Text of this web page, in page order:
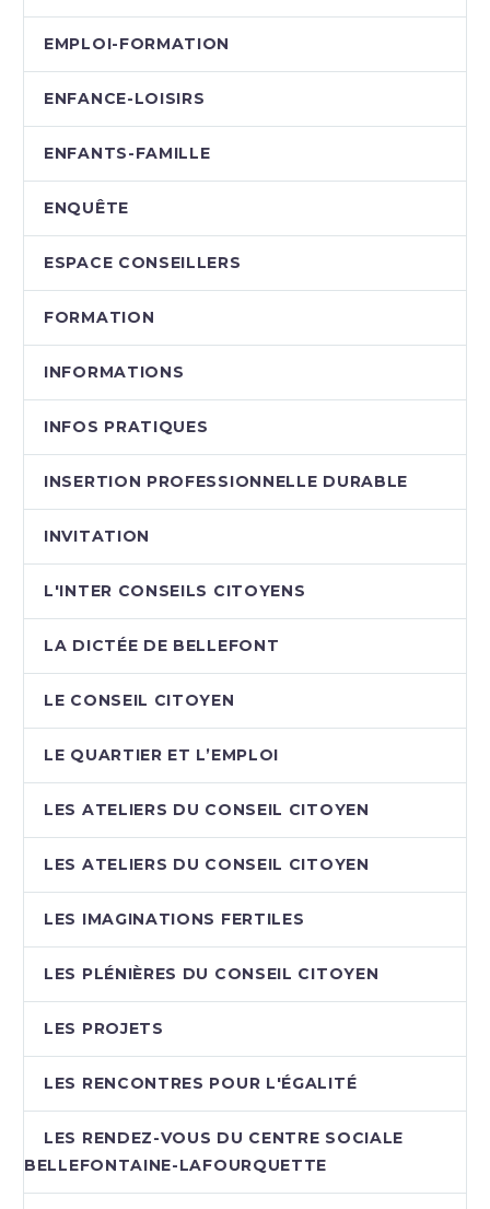
EMPLOI-FORMATION
ENFANCE-LOISIRS
ENFANTS-FAMILLE
ENQUÊTE
ESPACE CONSEILLERS
FORMATION
INFORMATIONS
INFOS PRATIQUES
INSERTION PROFESSIONNELLE DURABLE
INVITATION
L'INTER CONSEILS CITOYENS
LA DICTÉE DE BELLEFONT
LE CONSEIL CITOYEN
LE QUARTIER ET L’EMPLOI
LES ATELIERS DU CONSEIL CITOYEN
LES ATELIERS DU CONSEIL CITOYEN
LES IMAGINATIONS FERTILES
LES PLÉNIÈRES DU CONSEIL CITOYEN
LES PROJETS
LES RENCONTRES POUR L'ÉGALITÉ
LES RENDEZ-VOUS DU CENTRE SOCIALE
BELLEFONTAINE-LAFOURQUETTE